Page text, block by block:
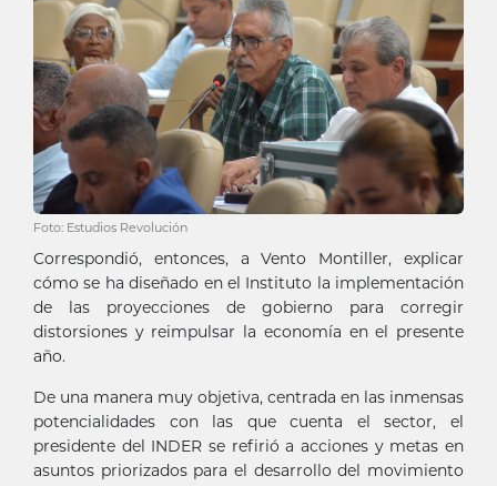
Foto: Estudios Revolución
Correspondió, entonces, a Vento Montiller, explicar
cómo se ha diseñado en el Instituto la implementación
de las proyecciones de gobierno para corregir
distorsiones y reimpulsar la economía en el presente
año.
De una manera muy objetiva, centrada en las inmensas
potencialidades con las que cuenta el sector, el
presidente del INDER se refirió a acciones y metas en
asuntos priorizados para el desarrollo del movimiento